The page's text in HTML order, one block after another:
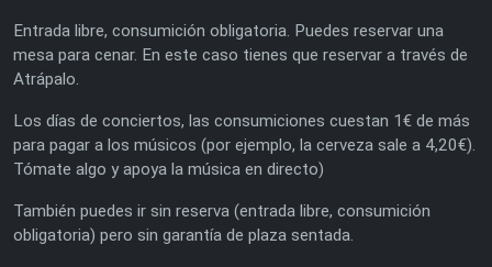
Entrada libre, consumición obligatoria. Puedes reservar una
mesa para cenar. En este caso tienes que reservar a través de
Atrápalo.
Los días de conciertos, las consumiciones cuestan 1€ de más
para pagar a los músicos (por ejemplo, la cerveza sale a 4,20€).
Tómate algo y apoya la música en directo)
También puedes ir sin reserva (entrada libre, consumición
obligatoria) pero sin garantía de plaza sentada.